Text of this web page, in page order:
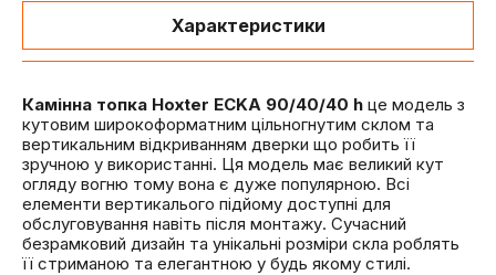
Характеристики
Камінна топка Hoxter ECKA 90/40/40 h це модель з
кутовим широкоформатним цільногнутим склом та
вертикальним відкриванням дверки що робить її
зручною у використанні. Ця модель має великий кут
огляду вогню тому вона є дуже популярною. Всі
елементи вертикалього підйому доступні для
обслуговування навіть після монтажу. Сучасний
безрамковий дизайн та унікальні розміри скла роблять
її стриманою та елегантною у будь якому стилі.